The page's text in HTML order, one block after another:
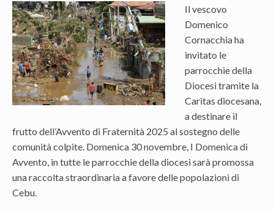
Il vescovo
Domenico
Cornacchia ha
invitato le
parrocchie della
Diocesi tramite la
Caritas diocesana,
a destinare il
frutto dell’Avvento di Fraternità 2025 al sostegno delle
comunità colpite. Domenica 30 novembre, I Domenica di
Avvento, in tutte le parrocchie della diocesi sarà promossa
una raccolta straordinaria a favore delle popolazioni di
Cebu.